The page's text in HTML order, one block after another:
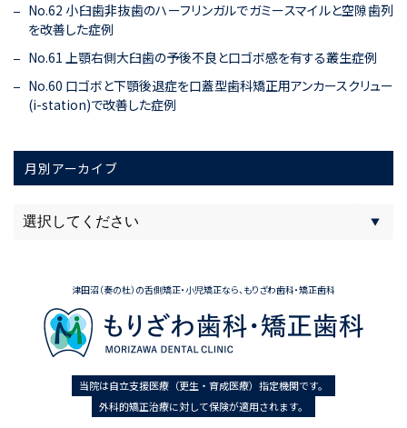
No.62 小臼歯非抜歯のハーフリンガルでガミースマイルと空隙歯列
を改善した症例
No.61 上顎右側大臼歯の予後不良と口ゴボ感を有する叢生症例
No.60 口ゴボと下顎後退症を口蓋型歯科矯正用アンカースクリュー
(i-station)で改善した症例
月別アーカイブ
津田沼（奏の杜）の舌側矯正・小児矯正なら、もりざわ歯科・矯正歯科
当院は自立支援医療（更生・育成医療）指定機関です。
外科的矯正治療に対して保険が適用されます。